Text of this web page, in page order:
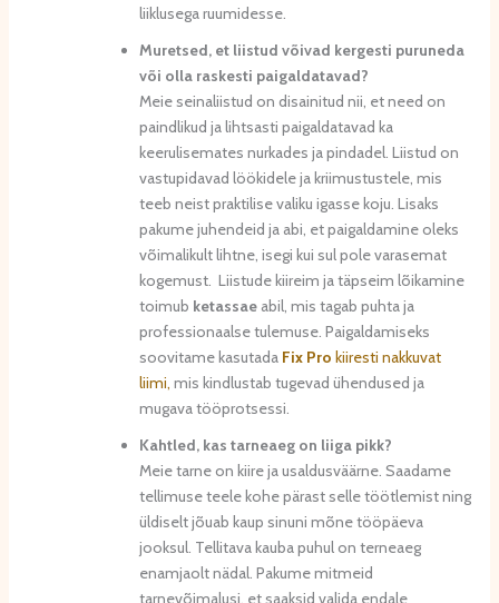
liiklusega ruumidesse.
Muretsed, et liistud võivad kergesti puruneda
või olla raskesti paigaldatavad?
Meie seinaliistud on disainitud nii, et need on
paindlikud ja lihtsasti paigaldatavad ka
keerulisemates nurkades ja pindadel. Liistud on
vastupidavad löökidele ja kriimustustele, mis
teeb neist praktilise valiku igasse koju. Lisaks
pakume juhendeid ja abi, et paigaldamine oleks
võimalikult lihtne, isegi kui sul pole varasemat
kogemust. Liistude kiireim ja täpseim lõikamine
toimub ketassaeabil, mis tagab puhta ja
professionaalse tulemuse. Paigaldamiseks
soovitame kasutada Fix Pro kiiresti nakkuvat
liimi, mis kindlustab tugevad ühendused ja
mugava tööprotsessi.
Kahtled, kas tarneaeg on liiga pikk?
Meie tarne on kiire ja usaldusväärne. Saadame
tellimuse teele kohe pärast selle töötlemist ning
üldiselt jõuab kaup sinuni mõne tööpäeva
jooksul. Tellitava kauba puhul on terneaeg
enamjaolt nädal. Pakume mitmeid
tarnevõimalusi, et saaksid valida endale